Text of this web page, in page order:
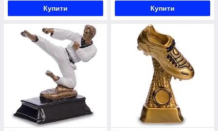
Купити Купити